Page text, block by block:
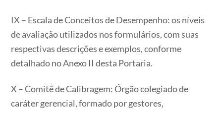
IX – Escala de Conceitos de Desempenho: os níveis
de avaliação utilizados nos formulários, com suas
respectivas descrições e exemplos, conforme
detalhado no Anexo II desta Portaria.
X – Comitê de Calibragem: Órgão colegiado de
caráter gerencial, formado por gestores,